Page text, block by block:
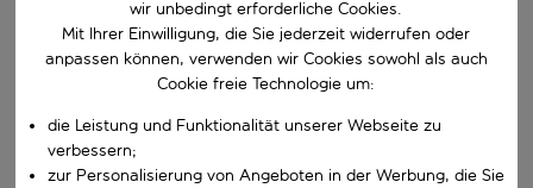
Beginne mit der Eingabe für die automatische
Wähle ein Ab- und Rückflugdatum aus.
Reisezeitraum wählen
Wann
Wer
wir unbedingt erforderliche Cookies.
Mit Ihrer Einwilligung, die Sie jederzeit widerrufen oder
anpassen können, verwenden wir Cookies sowohl als auch
Cookie freie Technologie um:
die Leistung und Funktionalität unserer Webseite zu
verbessern;
zur Personalisierung von Angeboten in der Werbung, die Sie